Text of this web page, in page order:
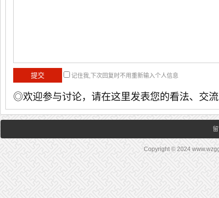
记住我,下次回复时不用重新输入个人信息
◎欢迎参与讨论，请在这里发表您的看法、交
Copyright © 2024